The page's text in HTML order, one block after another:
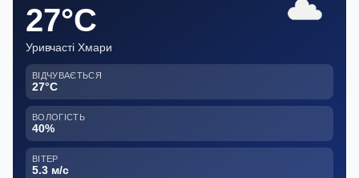
27°C
Уривчасті Хмари
ВІДЧУВАЄТЬСЯ
27°C
ВОЛОГІСТЬ
40%
ВІТЕР
5.3 м/с